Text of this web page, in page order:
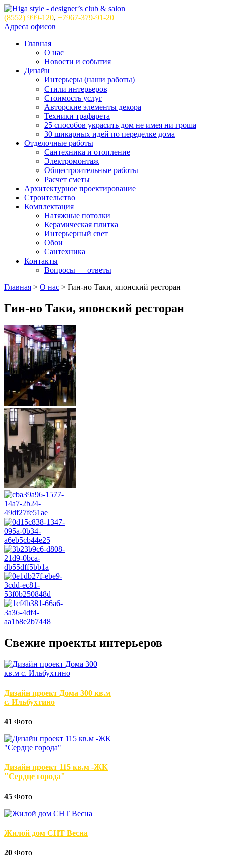
(8552) 999-120, +7967-379-91-20
Адреса офисов
Главная
О нас
Новости и события
Дизайн
Интерьеры (наши работы)
Стили интерьеров
Стоимость услуг
Авторские элементы декора
Техники трафарета
25 способов украсить дом не имея ни гроша
30 шикарных идей по переделке дома
Отделочные работы
Сантехника и отопление
Электромонтаж
Общестроительные работы
Расчет сметы
Архитектурное проектирование
Строительство
Комплектация
Натяжные потолки
Керамическая плитка
Интерьерный свет
Обои
Сантехника
Контакты
Вопросы — ответы
Главная > О нас > Гин-но Таки, японский ресторан
Гин-но Таки, японский ресторан
Свежие проекты интерьеров
Дизайн проект Дома 300 кв.м
с. Ильбухтино
41 Фото
Дизайн проект 115 кв.м -ЖК
"Сердце города"
45 Фото
Жилой дом СНТ Весна
20 Фото